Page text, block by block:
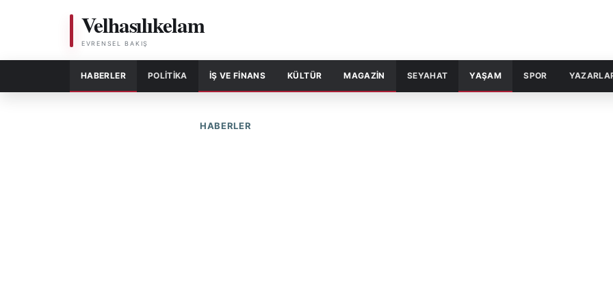
Velhasılıkelam
EVRENSEL BAKIŞ
HABERLER POLITIKA İŞ VE FİNANS KÜLTÜR MAGAZİN SEYAHAT YAŞAM SPOR
HABERLER